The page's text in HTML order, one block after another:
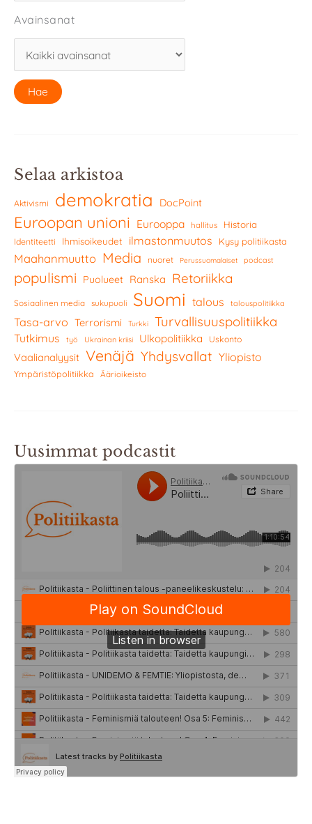
Avainsanat
Selaa arkistoa
Aktivismi demokratia DocPoint
Euroopan unioni Eurooppa hallitus Historia
Identiteetti Ihmisoikeudet ilmastonmuutos Kysy politiikasta
Maahanmuutto Media nuoret Perussuomalaiset podcast
populismi Puolueet Ranska Retoriikka
Sosiaalinen media sukupuoli Suomi talous talouspolitiikka
Tasa-arvo Terrorismi Turkki Turvallisuuspolitiikka
Tutkimus työ Ukrainan kriisi Ulkopolitiikka Uskonto
Vaalianalyysit Venäjä Yhdysvallat Yliopisto
Ympäristöpolitiikka Äärioikeisto
Uusimmat podcastit